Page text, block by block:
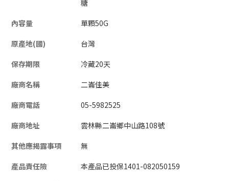
糖
內容量
單顆50G
原產地(國)
台灣
保存期限
冷藏20天
廠商名稱
二崙佳美
廠商電話
05-5982525
廠商地址
雲林縣二崙鄉中山路108號
其他應揭露事項
無
產品責任險
本產品已投保1401-082050159